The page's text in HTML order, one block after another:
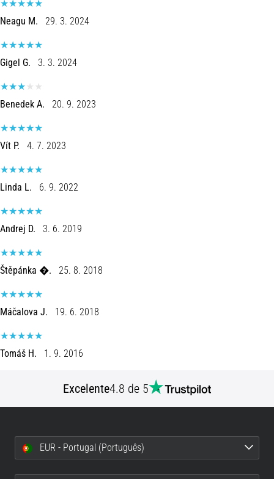
agilidade
e
mudanças
de
direção.
Como
realizado
corretamente,
6. 8. 2026
•
de
Corredor:
Causas,
Tratamento
e
Prevenção
joelho
de
como
do
trato
iliotibial
(STIT),
Neagu M. 29. 3. 2024
Gigel G. 3. 3. 2024
Benedek A. 20. 9. 2023
Vít P. 4. 7. 2023
Linda L. 6. 9. 2022
Andrej D. 3. 6. 2019
Štěpánka �. 25. 8. 2018
Máčalova J. 19. 6. 2018
Tomáš H. 1. 9. 2016
Excelente4.8 de 5
EUR - Portugal (Português)